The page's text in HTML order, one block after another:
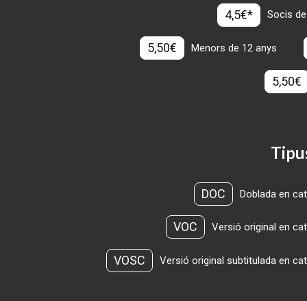
4,5€* Socis
5,50€ Menors de 12 anys
5,50€
DOC Doblada en
VOC Versió original en
VOSC Versió original subtitulada en